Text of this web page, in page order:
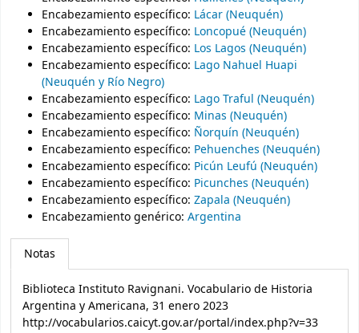
Encabezamiento específico: Lácar (Neuquén)
Encabezamiento específico: Loncopué (Neuquén)
Encabezamiento específico: Los Lagos (Neuquén)
Encabezamiento específico: Lago Nahuel Huapi
(Neuquén y Río Negro)
Encabezamiento específico: Lago Traful (Neuquén)
Encabezamiento específico: Minas (Neuquén)
Encabezamiento específico: Ñorquín (Neuquén)
Encabezamiento específico: Pehuenches (Neuquén)
Encabezamiento específico: Picún Leufú (Neuquén)
Encabezamiento específico: Picunches (Neuquén)
Encabezamiento específico: Zapala (Neuquén)
Encabezamiento genérico: Argentina
Notas
Biblioteca Instituto Ravignani. Vocabulario de Historia
Argentina y Americana, 31 enero 2023
http://vocabularios.caicyt.gov.ar/portal/index.php?v=33